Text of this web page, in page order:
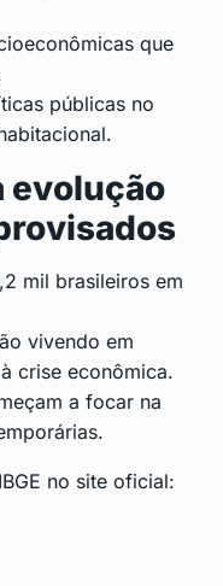
que
públicas no
evolução
mil brasileiros em
vivendo em
crise econômica.
a focar na
no site oficial: